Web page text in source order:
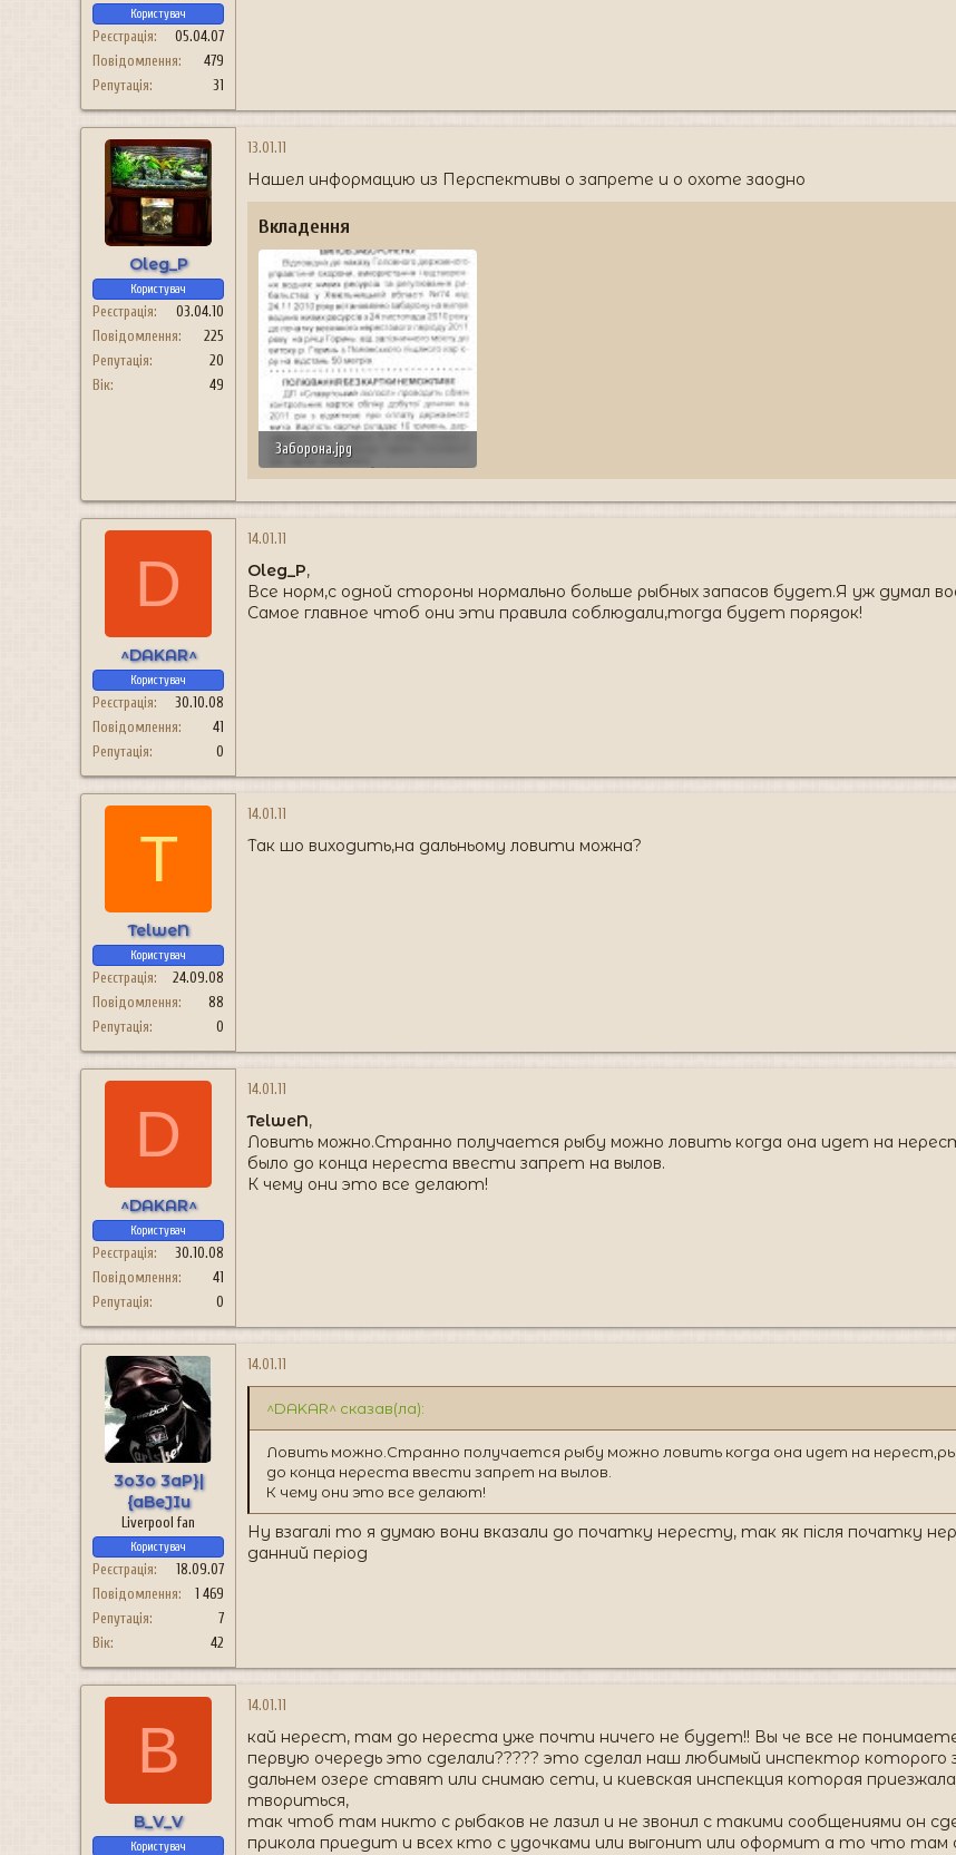
Користувач
Реєстрація
05.04.07
Повідомлення
479
Репутація
31
Oleg_P
Користувач
Реєстрація
03.04.10
Повідомлення
225
Репутація
20
Вік
49
13.01.11
Нашел информацию из Перспективы о запрете и о охоте заодно
Вкладення
Заборона.jpg
197.7 КБ · Перегляди: 117
D
^DAKAR^
Користувач
Реєстрація
30.10.08
Повідомлення
41
Репутація
0
14.01.11
Oleg_P,
Все норм,с одной стороны нормально больше рыбных запасов будет.Я уж думал
Самое главное чтоб они эти правила соблюдали,тогда будет порядок!
T
TelweN
Користувач
Реєстрація
24.09.08
Повідомлення
88
Репутація
0
14.01.11
Так шо виходить,на дальньому ловити можна?
D
^DAKAR^
Користувач
Реєстрація
30.10.08
Повідомлення
41
Репутація
0
14.01.11
TelweN,
Ловить можно.Странно получается рыбу можно ловить когда она идет на
было до конца нереста ввести запрет на вылов.
К чему они это все делают!
3o3o 3aP}|
{aBeJIu
Liverpool fan
Користувач
Реєстрація
18.09.07
Повідомлення
1 469
Репутація
7
Вік
42
14.01.11
^DAKAR^ сказав(ла):
Ловить можно.Странно получается рыбу можно ловить когда она идет на
до конца нереста ввести запрет на вылов.
К чему они это все делают!
Ну взагалі то я думаю вони вказали до початку нересту, так як після початку
данний період
B
B_V_V
Користувач
14.01.11
кай нерест, там до нереста уже почти ничего не будет!! Вы че все не
первую очередь это сделали????? это сделал наш любимый инспектор которого
дальнем озере ставят или снимаю сети, и киевская инспекция которая
твориться,
так чтоб там никто с рыбаков не лазил и не звонил с такими сообщениями он
прикола приедит и всех кто с удочками или выгонит или оформит а то что